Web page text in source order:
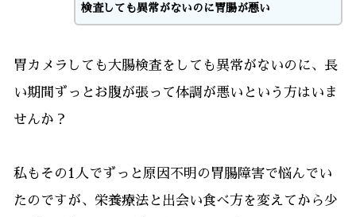
検査しても異常がないのに胃腸が悪い
胃カメラしても大腸検査をしても異常がないのに、長
い期間ずっとお腹が張って体調が悪いという方はいま
せんか？
私もその1人でずっと原因不明の胃腸障害で悩んでい
たのですが、栄養療法と出会い食べ方を変えてから少